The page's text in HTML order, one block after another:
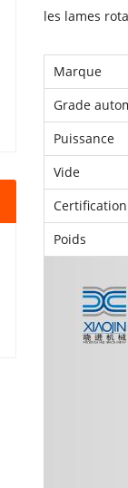
les lames
Marque
Grade
Puissance
Vide
Certification
Poids